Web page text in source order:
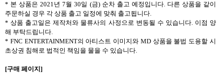
* 본 상품은2021년7월30일 (금) 순차 출고 예정입니다. 다른 상품을 같이
주문하실 경우 각 상품 출고 일정에 맞춰 출고됩니다.
*상품 출고일은 제작처와 물류사의 사정으로 변동될 수 있습니다. 이점 양
해 부탁드립니다.
* FNC ENTERTAINMENT의 아티스트 이미지와 MD 상품을 불법 도용할 시
초상권 침해로 법적인 책임을 물을 수 있습니다.
[구매 페이지 ]